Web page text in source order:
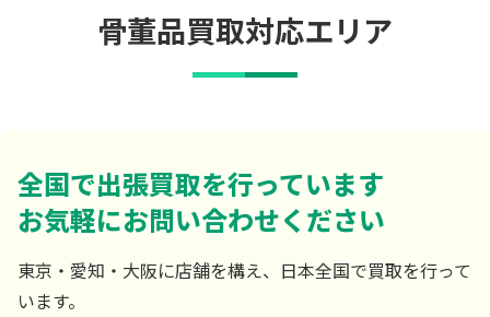
骨董品買取対応エリア
全国で出張買取を行っています
お気軽にお問い合わせください
東京・愛知・大阪に店舗を構え、日本全国で買取を行って
います。